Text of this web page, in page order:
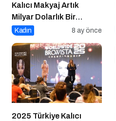
Kalıcı Makyaj Artık
Milyar Dolarlık Bir
Endüstri
Kadın 8 ay önce
2025 Türkiye Kalıcı